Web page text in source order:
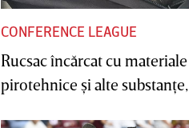
CONFERENCE LEAGUE
Rucsac încărcat cu materiale
pirotehnice şi alte substanţe,